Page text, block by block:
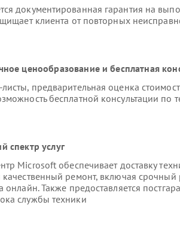
документированная гарантия на
клиента от повторных
ценообразование и бесплатная
предварительная оценка
бесплатной консультации по
спектр услуг
Microsoft обеспечивает доставку
качественный ремонт, включая срочный
онлайн. Также предоставляется
службы техники